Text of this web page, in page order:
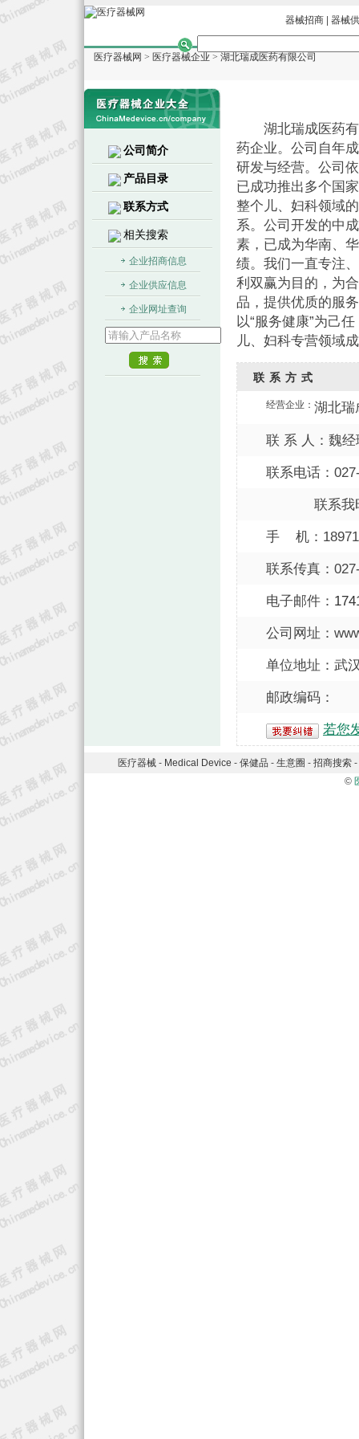
器械招商 器械
医疗器械网 > 医疗器械企业 > 湖北瑞成医药有限公司
公司简介
产品目录
联系方式
相关搜索
企业招商信息
企业供应信息
企业网址查询
湖北瑞成医药有
药企业。公司自年
研发与经营。公司
已成功推出多个国
整个儿、妇科领域
系。公司开发的中
素，已成为华南、
绩。我们一直专注
利双赢为目的，为
品，提供优质的服
以“服务健康”为己
儿、妇科专营领域
联系方式
经营企业： 湖北瑞
联 系 人：魏经
联系电话：
联系我
手 机：
联系传真：
电子邮件：
公司网址：
单位地址：武
邮政编码：
若您
医疗器械 - Medical Device - 保健品 - 生意圈 - 招商搜索 -
©